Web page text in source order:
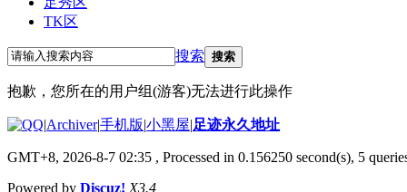
TK区
搜索 搜索
抱歉，您所在的用户组(游客)无法进行此操作
|Archiver|手机版|小黑屋|足迹永久地址
GMT+8, 2026-8-7 02:35 , Processed in 0.156250 second(s), 5
Powered by Discuz! X3.4